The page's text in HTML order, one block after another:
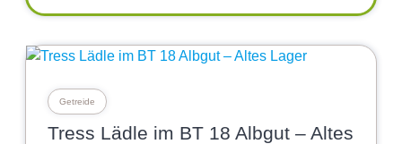
Getreide
Tress Lädle im BT 18 Albgut – Altes